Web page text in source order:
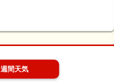
週間天気